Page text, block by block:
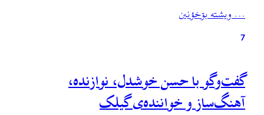
دوم گفت‌وگو کل برنامه را می‌توانید از این‌جا دانلود کنید. کل
برنامه را می‌توانید با…
… ويشته بۊخؤنين
7
گفت‌وگو با حسن خوشدل، نوازنده،
آهنگ‌ساز و خواننده‌ی گیلک